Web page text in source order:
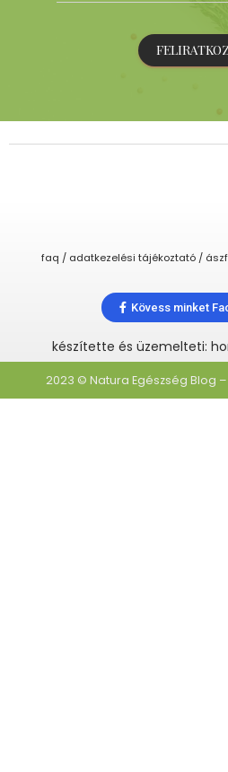
faq / adatkezelési tájékoztató /
Kövess minket
készítette és üzemelteti:
2023 © Natura Egészség Blog